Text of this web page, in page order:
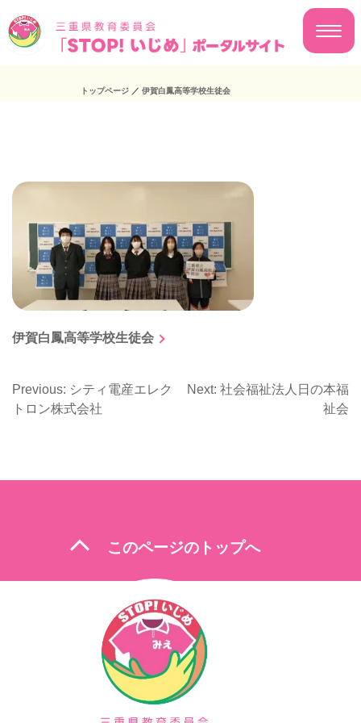
トップページ ／ 伊賀白鳳高等学校生徒会
伊賀白鳳高等学校生徒会
投
ビ
ョ
Previous: シティ電産エレク
トロン株式会社
Next: 社会福祉法人日の本福
祉会
expand_less このページのトップへ